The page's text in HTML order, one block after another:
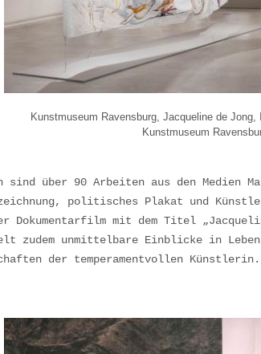
Kunstmuseum Ravensburg, Jacqueline de
Kunstmuseum
sind über 90 Arbeiten aus den Medien
politisches Plakat und
Dokumentarfilm mit dem Titel
zudem unmittelbare Einblicke in
der temperamentvollen Künstlerin.